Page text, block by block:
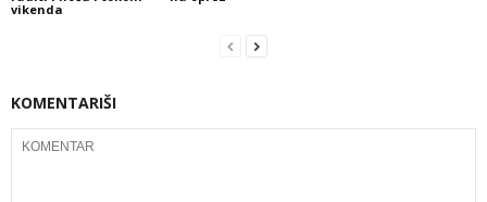
vikenda
KOMENTARIŠI